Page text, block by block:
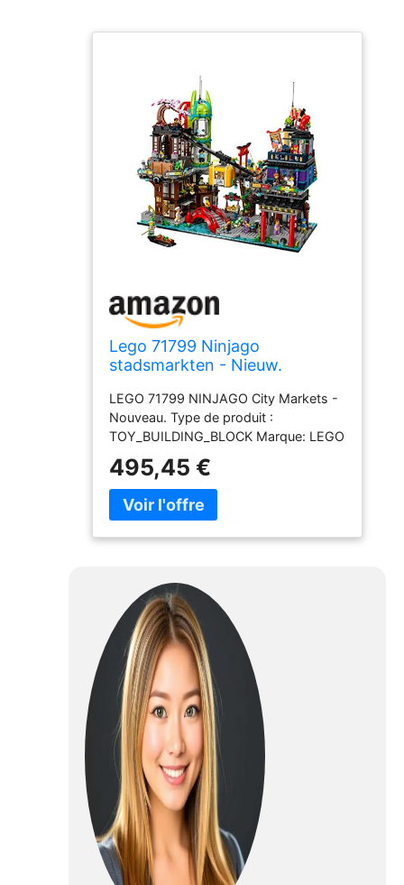
Lego 71799 Ninjago
stadsmarkten - Nieuw.
LEGO 71799 NINJAGO City Markets -
Nouveau. Type de produit :
TOY_BUILDING_BLOCK Marque: LEGO
495,45 €